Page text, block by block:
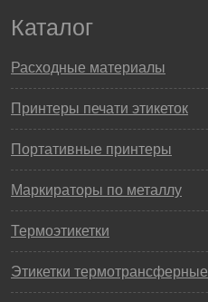
Каталог
Расходные материалы
Принтеры печати этикеток
Портативные принтеры
Маркираторы по металлу
Термоэтикетки
Этикетки термотрансферные